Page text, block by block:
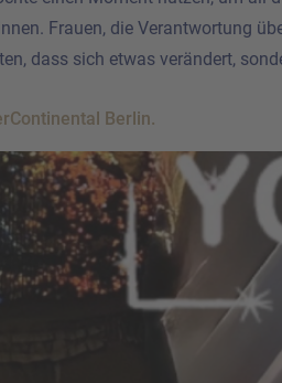
Frauen, die Verantwortung
dass sich etwas verändert,
Berlin.